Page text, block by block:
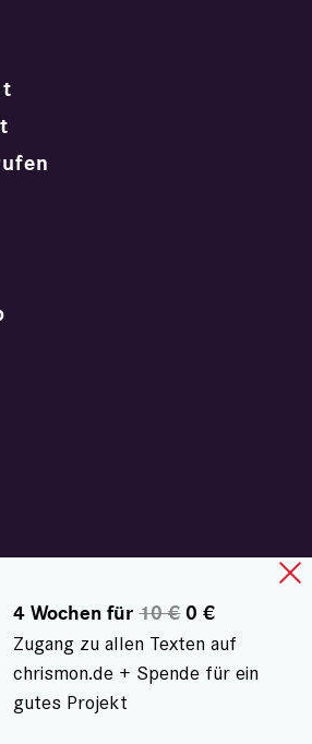
4 Wochen für10 €0 €
Zugang zu allen Texten auf
chrismon.de + Spende für ein
gutes Projekt